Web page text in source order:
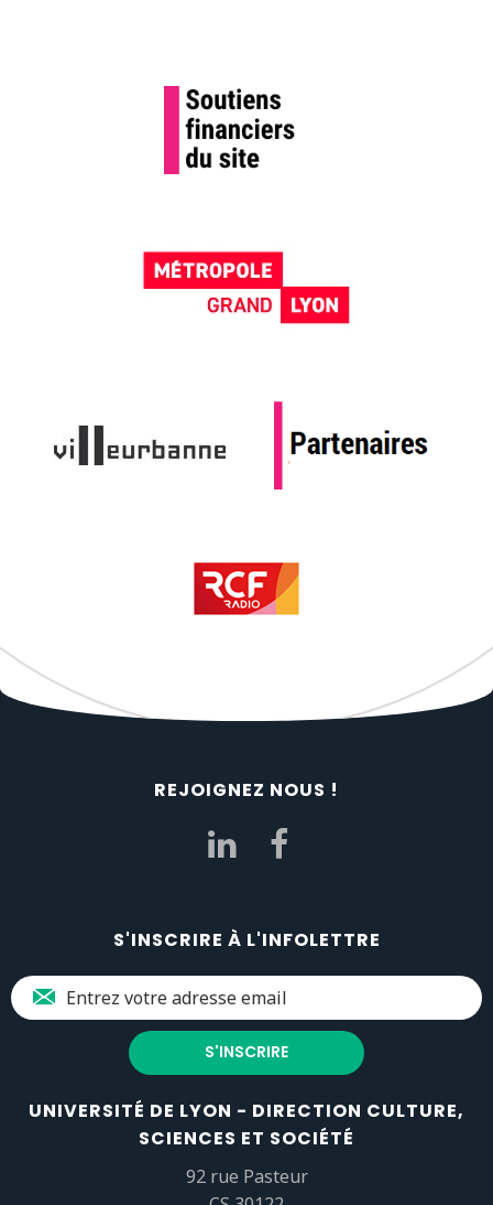
REJOIGNEZ NOUS !
S'INSCRIRE À L'INFOLETTRE
UNIVERSITÉ DE LYON - DIRECTION CULTURE,
SCIENCES ET SOCIÉTÉ
92 rue Pasteur